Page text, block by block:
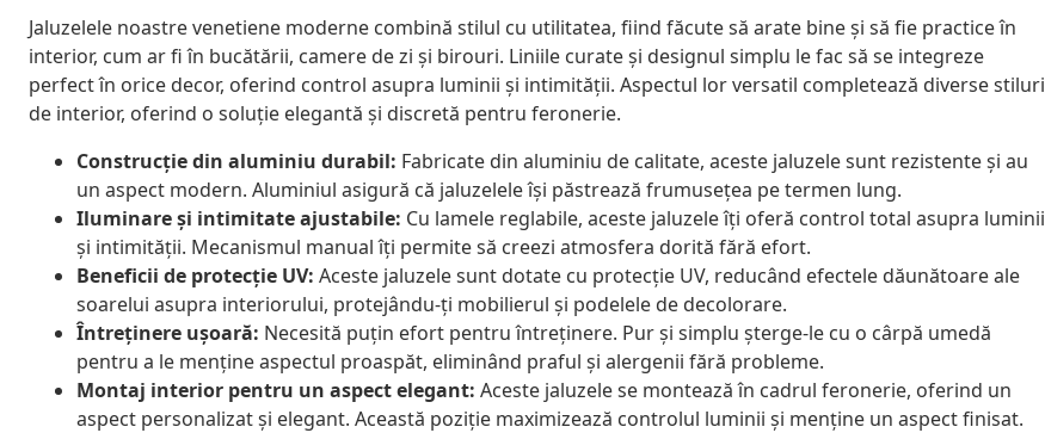
Jaluzelele noastre venetiene moderne combină stilul cu utilitatea, fiind făcute să arate bine și să fie practice în
interior, cum ar fi în bucătării, camere de zi și birouri. Liniile curate și designul simplu le fac să se integreze
perfect în orice decor, oferind control asupra luminii și intimității. Aspectul lor versatil completează diverse stiluri
de interior, oferind o soluție elegantă și discretă pentru feronerie.
Construcție din aluminiu durabil: Fabricate din aluminiu de calitate, aceste jaluzele sunt rezistente și au
un aspect modern. Aluminiul asigură că jaluzelele își păstrează frumusețea pe termen lung.
Iluminare și intimitate ajustabile: Cu lamele reglabile, aceste jaluzele îți oferă control total asupra luminii
și intimității. Mecanismul manual îți permite să creezi atmosfera dorită fără efort.
Beneficii de protecție UV: Aceste jaluzele sunt dotate cu protecție UV, reducând efectele dăunătoare ale
soarelui asupra interiorului, protejându-ți mobilierul și podelele de decolorare.
Întreținere ușoară: Necesită puțin efort pentru întreținere. Pur și simplu șterge-le cu o cârpă umedă
pentru a le menține aspectul proaspăt, eliminând praful și alergenii fără probleme.
Montaj interior pentru un aspect elegant: Aceste jaluzele se montează în cadrul feronerie, oferind un
aspect personalizat și elegant. Această poziție maximizează controlul luminii și menține un aspect finisat.